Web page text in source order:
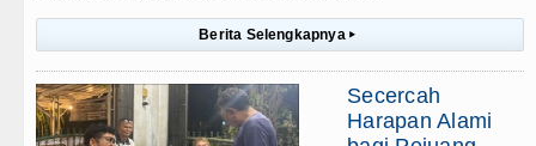
Berita Selengkapnya ▸
Secercah
Harapan Alami